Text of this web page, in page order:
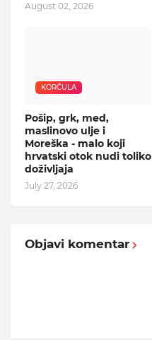
August 02, 2026
KORČULA
Pošip, grk, med,
maslinovo ulje i
Moreška - malo koji
hrvatski otok nudi toliko
doživljaja
July 27, 2026
Objavi komentar